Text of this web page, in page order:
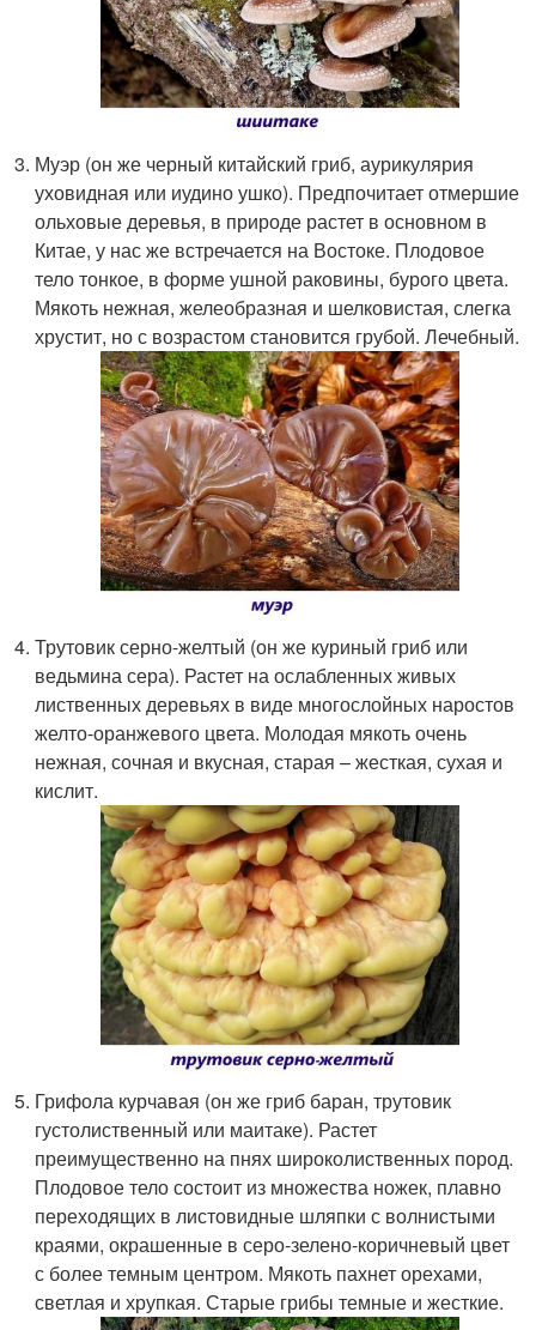
Муэр (он же черный китайский гриб, аурикулярия
уховидная или иудино ушко). Предпочитает отмершие
ольховые деревья, в природе растет в основном в
Китае, у нас же встречается на Востоке. Плодовое
тело тонкое, в форме ушной раковины, бурого цвета.
Мякоть нежная, желеобразная и шелковистая, слегка
хрустит, но с возрастом становится грубой. Лечебный.
Трутовик серно-желтый (он же куриный гриб или
ведьмина сера). Растет на ослабленных живых
лиственных деревьях в виде многослойных наростов
желто-оранжевого цвета. Молодая мякоть очень
нежная, сочная и вкусная, старая – жесткая, сухая и
кислит.
Грифола курчавая (он же гриб баран, трутовик
густолиственный или маитаке). Растет
преимущественно на пнях широколиственных пород.
Плодовое тело состоит из множества ножек, плавно
переходящих в листовидные шляпки с волнистыми
краями, окрашенные в серо-зелено-коричневый цвет
с более темным центром. Мякоть пахнет орехами,
светлая и хрупкая. Старые грибы темные и жесткие.